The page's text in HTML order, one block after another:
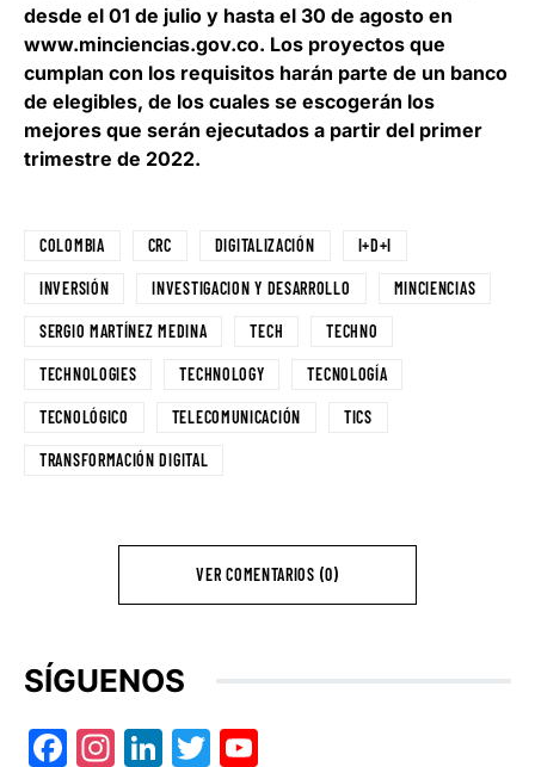
desde el 01 de julio y hasta el 30 de agosto en
www.minciencias.gov.co. Los proyectos que
cumplan con los requisitos harán parte de un banco
de elegibles, de los cuales se escogerán los
mejores que serán ejecutados a partir del primer
trimestre de 2022.
COLOMBIA CRC DIGITALIZACIÓN I+D+I
INVERSIÓN INVESTIGACION Y DESARROLLO MINCIENCIAS
SERGIO MARTÍNEZ MEDINA TECH TECHNO
TECHNOLOGIES TECHNOLOGY TECNOLOGÍA
TECNOLÓGICO TELECOMUNICACIÓN TICS
TRANSFORMACIÓN DIGITAL
VER COMENTARIOS (0)
SÍGUENOS
Facebook
Instagram
LinkedIn
Twitter